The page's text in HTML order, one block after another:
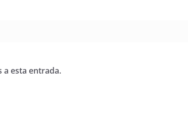
a esta entrada.